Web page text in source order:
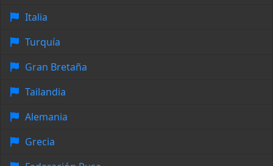
Italia
Turquía
Gran Bretaña
Tailandia
Alemania
Grecia